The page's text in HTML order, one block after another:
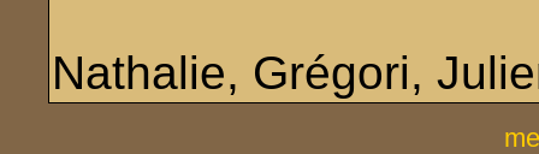
Nathalie, Grégori,